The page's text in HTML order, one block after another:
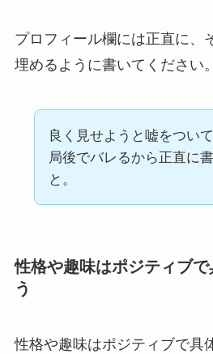
プロフィール欄には正直に、
埋めるように書いてください。
良く見せようと嘘をつい
局後でバレるから正直に
と。
性格や趣味はポジティブ
う
性格や趣味はポジティブで具